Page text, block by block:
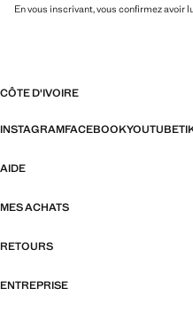
En vous inscrivant, vous confirmez avoir
CÔTE D'IVOIRE
INSTAGRAMFACEBOOKYOUTUBE
AIDE
MES ACHATS
RETOURS
ENTREPRISE